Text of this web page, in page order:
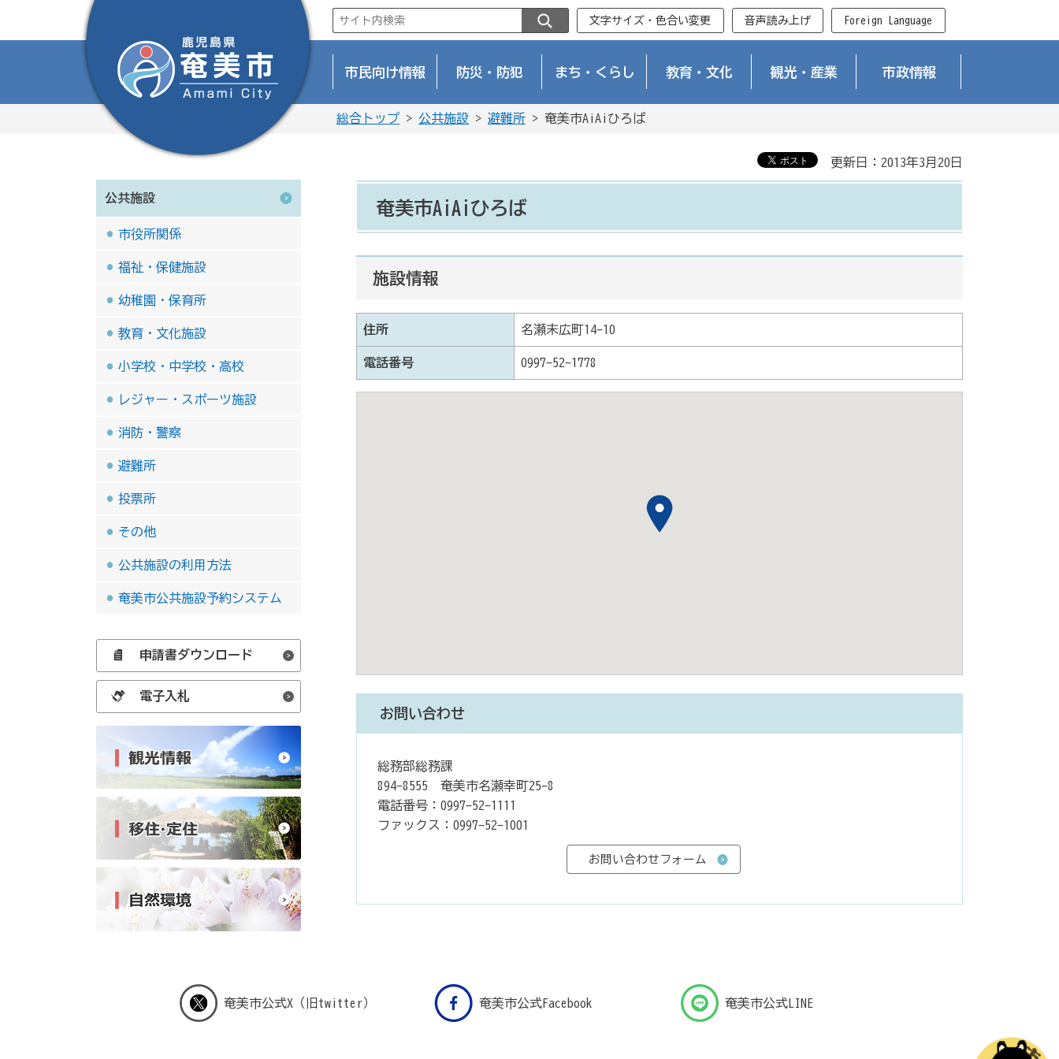
文字サイズ・色合い変更 音声読み上げ Foreign Language
市民向け情報 防災・防犯 まち・くらし 教育・文化 観光・産業 市政情報
総合トップ > 公共施設 > 避難所 > 奄美市AiAiひろば
公共施設
市役所関係
福祉・保健施設
幼稚園・保育所
教育・文化施設
小学校・中学校・高校
レジャー・スポーツ施設
消防・警察
避難所
投票所
その他
公共施設の利用方法
奄美市公共施設予約システム
申請書ダウンロード
電子入札
更新日：2013年3月20日
奄美市AiAiひろば
施設情報
住所 名瀬末広町14-10
電話番号 0997-52-1778
お問い合わせ
総務部総務課
894-8555 奄美市名瀬幸町25-8
電話番号：0997-52-1111
ファックス：0997-52-1001
奄美市公式X（旧twitter） 奄美市公式Facebook 奄美市公式LINE